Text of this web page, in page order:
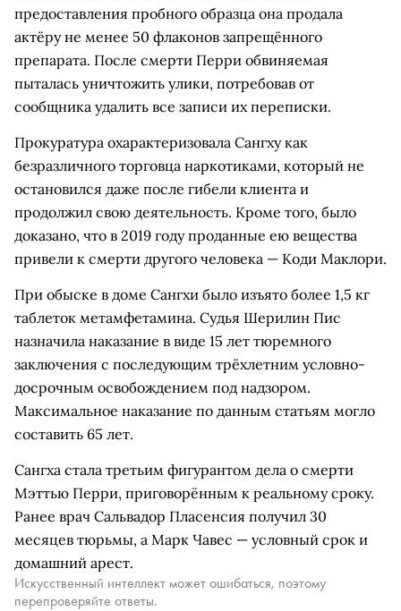
предоставления пробного образца она продала
актёру не менее 50 флаконов запрещённого
препарата. После смерти Перри обвиняемая
пыталась уничтожить улики, потребовав от
сообщника удалить все записи их переписки.
Прокуратура охарактеризовала Сангху как
безразличного торговца наркотиками, который не
остановился даже после гибели клиента и
продолжил свою деятельность. Кроме того, было
доказано, что в 2019 году проданные ею вещества
привели к смерти другого человека — Коди Маклори.
При обыске в доме Сангхи было изъято более 1,5 кг
таблеток метамфетамина. Судья Шерилин Пис
назначила наказание в виде 15 лет тюремного
заключения с последующим трёхлетним условно-
досрочным освобождением под надзором.
Максимальное наказание по данным статьям могло
составить 65 лет.
Сангха стала третьим фигурантом дела о смерти
Мэттью Перри, приговорённым к реальному сроку.
Ранее врач Сальвадор Пласенсия получил 30
месяцев тюрьмы, а Марк Чавес — условный срок и
домашний арест.
Искусственный интеллект может ошибаться, поэтому
перепроверяйте ответы.